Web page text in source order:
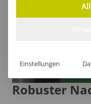
Robuster
Einstellungen